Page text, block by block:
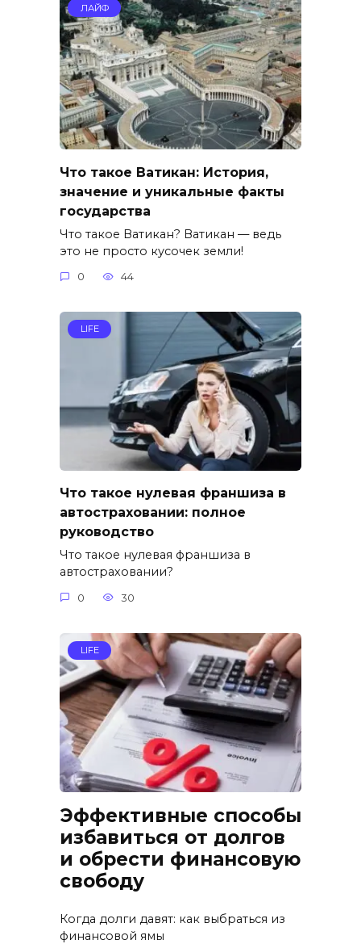
ЛАЙФ
Что такое Ватикан: История,
значение и уникальные факты
государства
Что такое Ватикан? Ватикан — ведь
это не просто кусочек земли!
0 44
LIFE
Что такое нулевая франшиза в
автостраховании: полное
руководство
Что такое нулевая франшиза в
автостраховании?
0 30
LIFE
Эффективные способы
избавиться от долгов
и обрести финансовую
свободу
Когда долги давят: как выбраться из
финансовой ямы